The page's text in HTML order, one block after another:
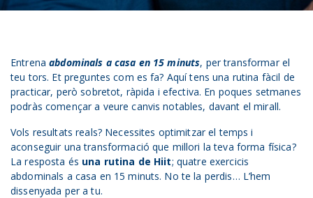
Entrena abdominals a casa en 15 minuts, per transformar el
teu tors. Et preguntes com es fa? Aquí tens una rutina fàcil de
practicar, però sobretot, ràpida i efectiva. En poques setmanes
podràs començar a veure canvis notables, davant el mirall.
Vols resultats reals? Necessites optimitzar el temps i
aconseguir una transformació que millori la teva forma física?
La resposta és una rutina de Hiit; quatre exercicis
abdominals a casa en 15 minuts. No te la perdis… L’hem
dissenyada per a tu.